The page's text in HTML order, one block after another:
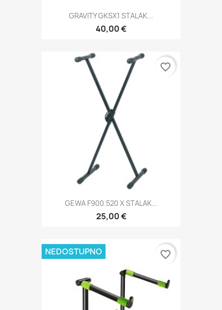
GRAVITY GKSX1 STALAK...
40,00 €
GEWA F900.520 X STALAK...
25,00 €
favorite_border
NEDOSTUPNO favorite_border